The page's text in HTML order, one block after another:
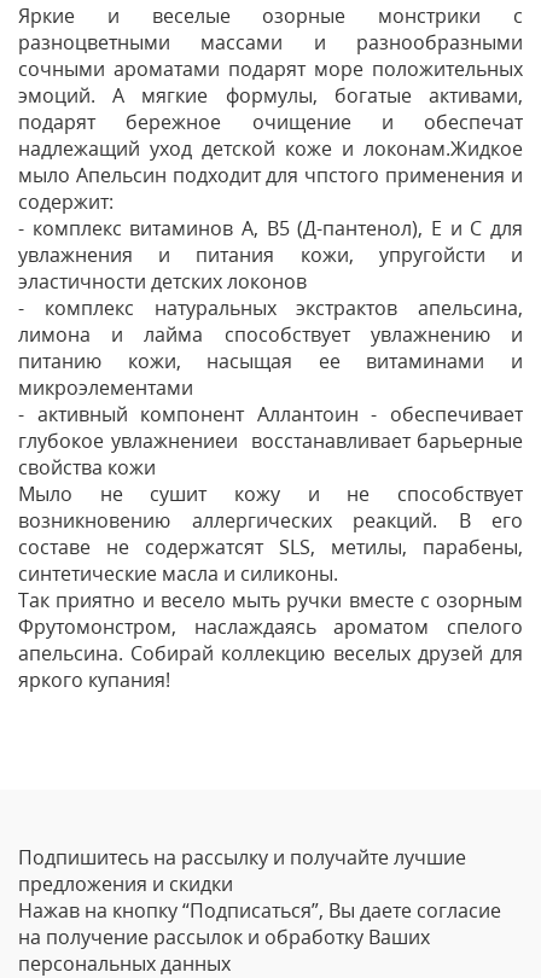
Яркие и веселые озорные монстрики с
разноцветными массами и разнообразными
сочными ароматами подарят море положительных
эмоций. А мягкие формулы, богатые активами,
подарят бережное очищение и обеспечат
надлежащий уход детской коже и локонам.Жидкое
мыло Апельсин подходит для чпстого применения и
содержит:
- комплекс витаминов А, В5 (Д-пантенол), Е и С для
увлажнения и питания кожи, упругойсти и
эластичности детских локонов
- комплекс натуральных экстрактов апельсина,
лимона и лайма способствует увлажнению и
питанию кожи, насыщая ее витаминами и
микроэлементами
- активный компонент Аллантоин - обеспечивает
глубокое увлажнениеи восстанавливает барьерные
свойства кожи
Мыло не сушит кожу и не способствует
возникновению аллергических реакций. В его
составе не содержатсят SLS, метилы, парабены,
синтетические масла и силиконы.
Так приятно и весело мыть ручки вместе с озорным
Фрутомонстром, наслаждаясь ароматом спелого
апельсина. Собирай коллекцию веселых друзей для
яркого купания!
Ваше Имя
Email
Подпишитесь на рассылку и получайте лучшие
предложения и скидки
Нажав на кнопку “Подписаться”, Вы даете согласие
на получение рассылок и обработку Ваших
персональных данных